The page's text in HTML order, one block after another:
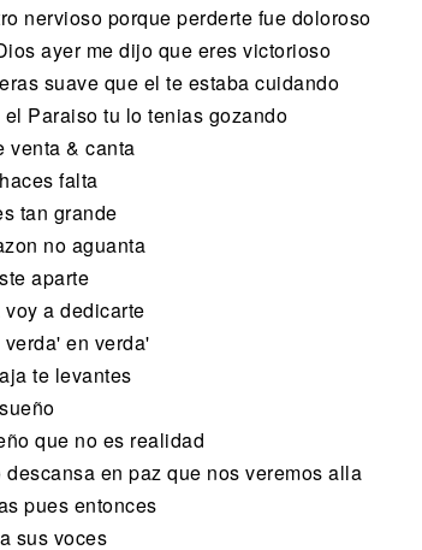
nervioso porque perderte fue doloroso
ayer me dijo que eres victorioso
suave que el te estaba cuidando
Paraiso tu lo tenias gozando
venta & canta
falta
tan grande
no aguanta
aparte
a dedicarte
en verda'
te levantes
que no es realidad
descansa en paz que nos veremos alla
pues entonces
sus voces